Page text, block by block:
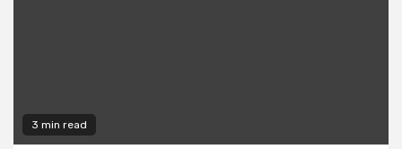
3 min read